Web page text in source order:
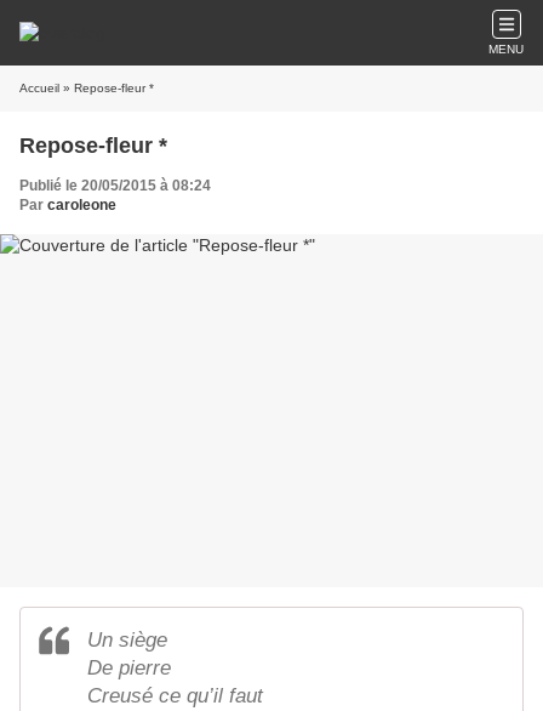
MENU
Accueil » Repose-fleur *
Repose-fleur *
Publié le 20/05/2015 à 08:24
Par caroleone
Un siège
De pierre
Creusé ce qu’il faut